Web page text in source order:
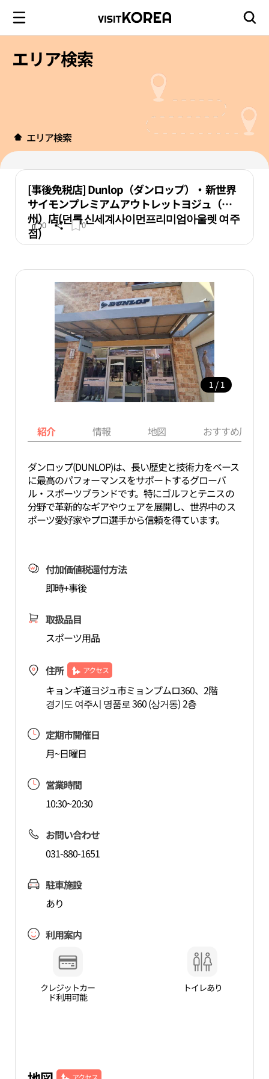
エリア検索
エリア検索
[事後免税店] Dunlop（ダンロップ）・新世界
サイモンプレミアムアウトレットヨジュ（驪
州）店(던롭 신세계사이먼프리미엄아울렛 여주
점)0 0
1 / 1
紹介 情報 地図 おすすめ周辺
ダンロップ(DUNLOP)は、長い歴史と技術力をベース
に最高のパフォーマンスをサポートするグローバ
ル・スポーツブランドです。特にゴルフとテニスの
分野で革新的なギアやウェアを展開し、世界中のス
ポーツ愛好家やプロ選手から信頼を得ています。
付加価値税還付方法
即時+事後
取扱品目
スポーツ用品
住所 アクセス
キョンギ道ヨジュ市ミョンプムロ360、2階
경기도 여주시 명품로 360 (상거동) 2층
定期市開催日
月~日曜日
営業時間
10:30~20:30
お問い合わせ
031-880-1651
駐車施設
あり
利用案内
クレジットカー
ド利用可能
トイレあり
アクセス